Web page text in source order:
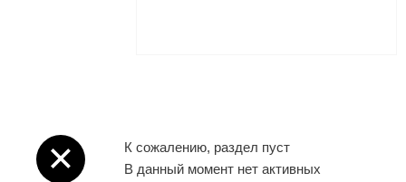
К сожалению, раздел пуст
В данный момент нет активных